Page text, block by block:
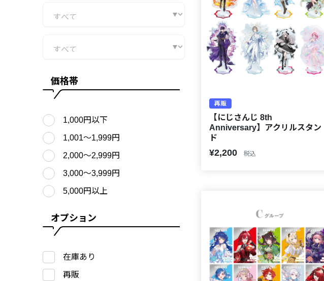
価格帯
1,000円以下
1,001〜1,999円
2,000〜2,999円
3,000〜3,999円
5,000円以上
オプション
在庫あり
再販
再販
【にじさんじ 8th
Anniversary】アクリルスタン
ド
¥2,200 税込